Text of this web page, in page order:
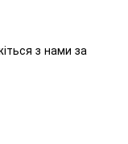
з нами за